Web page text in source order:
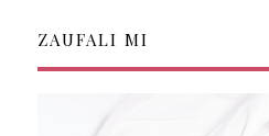
ZAUFALI MI